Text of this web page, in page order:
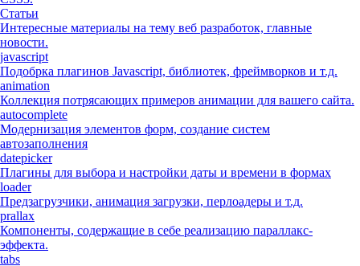
Статьи
Интересные материалы на тему веб разработок, главные
новости.
javascript
Подобрка плагинов Javascript, библиотек, фреймворков и т.д.
animation
Коллекция потрясающих примеров анимации для вашего сайта.
autocomplete
Модернизация элементов форм, создание систем
автозаполнения
datepicker
Плагины для выбора и настройки даты и времени в формах
loader
Предзагрузчики, анимация загрузки, перлоадеры и т.д.
prallax
Компоненты, содержащие в себе реализацию параллакс-
эффекта.
tabs